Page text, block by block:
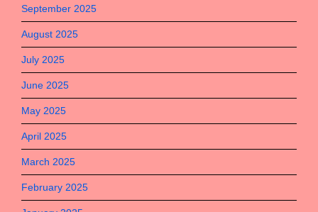
September 2025
August 2025
July 2025
June 2025
May 2025
April 2025
March 2025
February 2025